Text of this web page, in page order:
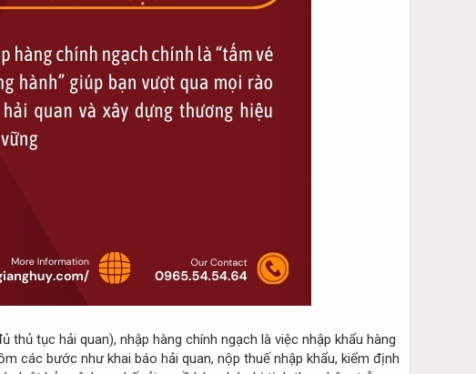
tục hải quan), nhập hàng chính ngạch là việc nhập khẩu hàng
các bước như khai báo hải quan, nộp thuế nhập khẩu, kiểm định